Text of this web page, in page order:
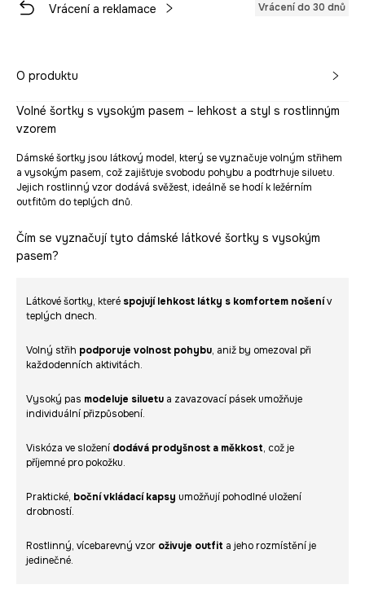
Vrácení a reklamace Vrácení do 30 dnů
O produktu
Volné šortky s vysokým pasem – lehkost a styl s rostlinným
vzorem
Dámské šortky jsou látkový model, který se vyznačuje volným střihem
a vysokým pasem, což zajišťuje svobodu pohybu a podtrhuje siluetu.
Jejich rostlinný vzor dodává svěžest, ideálně se hodí k ležérním
outfitům do teplých dnů.
Čím se vyznačují tyto dámské látkové šortky s vysokým
pasem?
Látkové šortky, které spojují lehkost látky s komfortem nošenív
teplých dnech.
Volný střih podporuje volnost pohybu, aniž by omezoval při
každodenních aktivitách.
Vysoký pas modeluje siluetu a zavazovací pásek umožňuje
individuální přizpůsobení.
Viskóza ve složení dodává prodyšnost a měkkost, což je
příjemné pro pokožku.
Praktické, boční vkládací kapsy umožňují pohodlné uložení
drobností.
Rostlinný, vícebarevný vzor oživuje outfit a jeho rozmístění je
jedinečné.